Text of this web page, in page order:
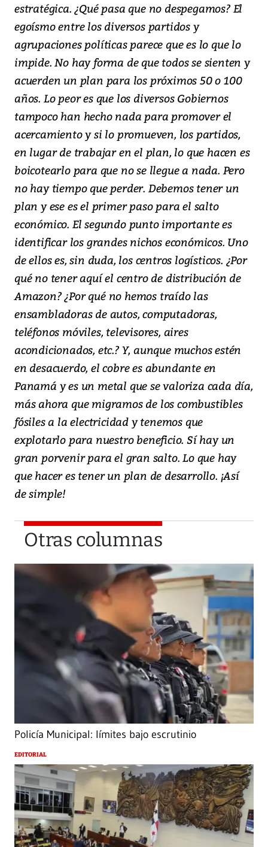
estratégica. ¿Qué pasa que no despegamos? El
egoísmo entre los diversos partidos y
agrupaciones políticas parece que es lo que lo
impide. No hay forma de que todos se sienten y
acuerden un plan para los próximos 50 o 100
años. Lo peor es que los diversos Gobiernos
tampoco han hecho nada para promover el
acercamiento y si lo promueven, los partidos,
en lugar de trabajar en el plan, lo que hacen es
boicotearlo para que no se llegue a nada. Pero
no hay tiempo que perder. Debemos tener un
plan y ese es el primer paso para el salto
económico. El segundo punto importante es
identificar los grandes nichos económicos. Uno
de ellos es, sin duda, los centros logísticos. ¿Por
qué no tener aquí el centro de distribución de
Amazon? ¿Por qué no hemos traído las
ensambladoras de autos, computadoras,
teléfonos móviles, televisores, aires
acondicionados, etc.? Y, aunque muchos estén
en desacuerdo, el cobre es abundante en
Panamá y es un metal que se valoriza cada día,
más ahora que migramos de los combustibles
fósiles a la electricidad y tenemos que
explotarlo para nuestro beneficio. Sí hay un
gran porvenir para el gran salto. Lo que hay
que hacer es tener un plan de desarrollo. ¡Así
de simple!
Otras columnas
Policía Municipal: límites bajo escrutinio
EDITORIAL